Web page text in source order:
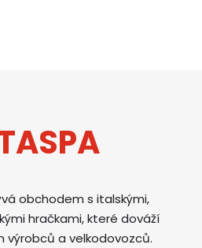
obchodem s italskými,
hračkami, které dováží
výrobců a velkodovozců.